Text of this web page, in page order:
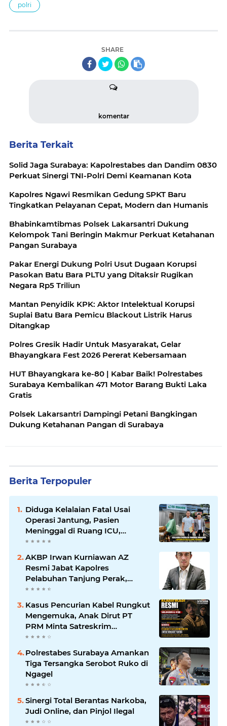
polri
SHARE
komentar
Berita Terkait
Solid Jaga Surabaya: Kapolrestabes dan Dandim 0830
Perkuat Sinergi TNI-Polri Demi Keamanan Kota
Kapolres Ngawi Resmikan Gedung SPKT Baru
Tingkatkan Pelayanan Cepat, Modern dan Humanis
Bhabinkamtibmas Polsek Lakarsantri Dukung
Kelompok Tani Beringin Makmur Perkuat Ketahanan
Pangan Surabaya
Pakar Energi Dukung Polri Usut Dugaan Korupsi
Pasokan Batu Bara PLTU yang Ditaksir Rugikan
Negara Rp5 Triliun
Mantan Penyidik KPK: Aktor Intelektual Korupsi
Suplai Batu Bara Pemicu Blackout Listrik Harus
Ditangkap
Polres Gresik Hadir Untuk Masyarakat, Gelar
Bhayangkara Fest 2026 Pererat Kebersamaan
HUT Bhayangkara ke-80 | Kabar Baik! Polrestabes
Surabaya Kembalikan 471 Motor Barang Bukti Laka
Gratis
Polsek Lakarsantri Dampingi Petani Bangkingan
Dukung Ketahanan Pangan di Surabaya
Berita Terpopuler
Diduga Kelalaian Fatal Usai
Operasi Jantung, Pasien
Meninggal di Ruang ICU,
Keluarga Tuntut RSUD dr.
Jawab
AKBP Irwan Kurniawan AZ
Resmi Jabat Kapolres
Pelabuhan Tanjung Perak,
Pimpinan Redaksi
Sampaikan Ucapan Selamat
Kasus Pencurian Kabel Rungkut
Mengemuka, Anak Dirut PT
PRM Minta Satreskrim
Polrestabes Surabaya Usut
Polrestabes Surabaya Amankan
Tiga Tersangka Serobot Ruko di
Ngagel
Sinergi Total Berantas Narkoba,
Judi Online, dan Pinjol Ilegal